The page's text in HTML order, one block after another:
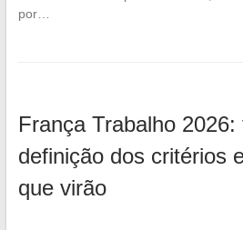
por…
França Trabalho
definição dos critérios
que virão